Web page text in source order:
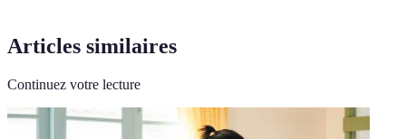
Articles similaires
Continuez votre lecture